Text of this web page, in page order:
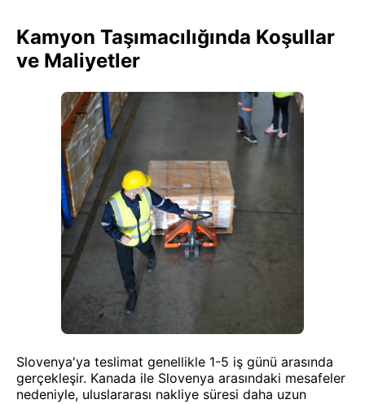
Kamyon Taşımacılığında Koşullar
ve Maliyetler
Slovenya'ya teslimat genellikle 1-5 iş günü arasında
gerçekleşir. Kanada ile Slovenya arasındaki mesafeler
nedeniyle, uluslararası nakliye süresi daha uzun